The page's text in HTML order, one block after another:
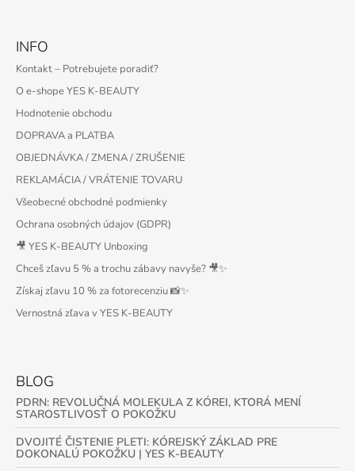
INFO
Kontakt – Potrebujete poradiť?
O e-shope YES K-BEAUTY
Hodnotenie obchodu
DOPRAVA a PLATBA
OBJEDNÁVKA / ZMENA / ZRUŠENIE
REKLAMÁCIA / VRÁTENIE TOVARU
Všeobecné obchodné podmienky
Ochrana osobných údajov (GDPR)
🎥 YES K-BEAUTY Unboxing
Chceš zľavu 5 % a trochu zábavy navyše? 🎥✨
Získaj zľavu 10 % za fotorecenziu 📸✨
Vernostná zľava v YES K-BEAUTY
BLOG
PDRN: REVOLUČNÁ MOLEKULA Z KÓREI, KTORÁ MENÍ
STAROSTLIVOSŤ O POKOŽKU
DVOJITÉ ČISTENIE PLETI: KÓREJSKÝ ZÁKLAD PRE
DOKONALÚ POKOŽKU | YES K-BEAUTY